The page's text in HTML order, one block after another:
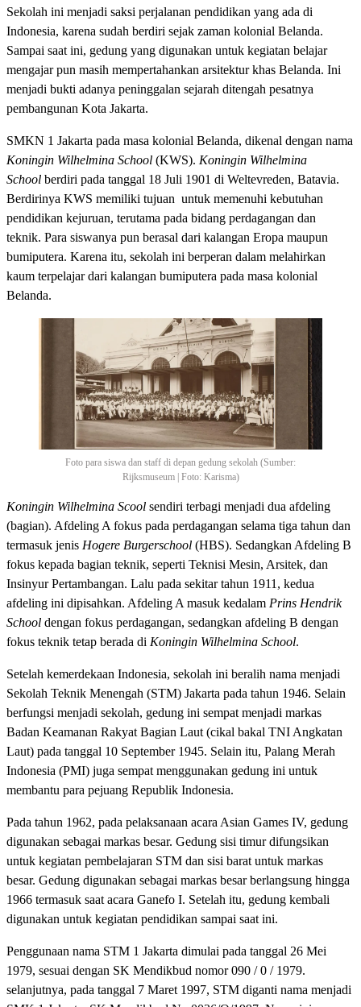
Sekolah ini menjadi saksi perjalanan pendidikan yang ada di
Indonesia, karena sudah berdiri sejak zaman kolonial Belanda.
Sampai saat ini, gedung yang digunakan untuk kegiatan belajar
mengajar pun masih mempertahankan arsitektur khas Belanda. Ini
menjadi bukti adanya peninggalan sejarah ditengah pesatnya
pembangunan Kota Jakarta.
SMKN 1 Jakarta pada masa kolonial Belanda, dikenal dengan nama
Koningin Wilhelmina School (KWS). Koningin Wilhelmina
School berdiri pada tanggal 18 Juli 1901 di Weltevreden, Batavia.
Berdirinya KWS memiliki tujuan untuk memenuhi kebutuhan
pendidikan kejuruan, terutama pada bidang perdagangan dan
teknik. Para siswanya pun berasal dari kalangan Eropa maupun
bumiputera. Karena itu, sekolah ini berperan dalam melahirkan
kaum terpelajar dari kalangan bumiputera pada masa kolonial
Belanda.
Foto para siswa dan staff di depan gedung sekolah (Sumber:
Rijksmuseum | Foto: Karisma)
Koningin Wilhelmina Scool sendiri terbagi menjadi dua afdeling
(bagian). Afdeling A fokus pada perdagangan selama tiga tahun dan
termasuk jenis Hogere Burgerschool (HBS). Sedangkan Afdeling B
fokus kepada bagian teknik, seperti Teknisi Mesin, Arsitek, dan
Insinyur Pertambangan. Lalu pada sekitar tahun 1911, kedua
afdeling ini dipisahkan. Afdeling A masuk kedalam Prins Hendrik
School dengan fokus perdagangan, sedangkan afdeling B dengan
fokus teknik tetap berada di Koningin Wilhelmina School.
Setelah kemerdekaan Indonesia, sekolah ini beralih nama menjadi
Sekolah Teknik Menengah (STM) Jakarta pada tahun 1946. Selain
berfungsi menjadi sekolah, gedung ini sempat menjadi markas
Badan Keamanan Rakyat Bagian Laut (cikal bakal TNI Angkatan
Laut) pada tanggal 10 September 1945. Selain itu, Palang Merah
Indonesia (PMI) juga sempat menggunakan gedung ini untuk
membantu para pejuang Republik Indonesia.
Pada tahun 1962, pada pelaksanaan acara Asian Games IV, gedung
digunakan sebagai markas besar. Gedung sisi timur difungsikan
untuk kegiatan pembelajaran STM dan sisi barat untuk markas
besar. Gedung digunakan sebagai markas besar berlangsung hingga
1966 termasuk saat acara Ganefo I. Setelah itu, gedung kembali
digunakan untuk kegiatan pendidikan sampai saat ini.
Penggunaan nama STM 1 Jakarta dimulai pada tanggal 26 Mei
1979, sesuai dengan SK Mendikbud nomor 090 / 0 / 1979.
selanjutnya, pada tanggal 7 Maret 1997, STM diganti nama menjadi